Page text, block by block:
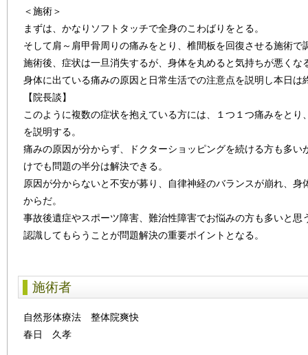
＜施術＞
まずは、かなりソフトタッチで全身のこわばりをとる。
そして肩～肩甲骨周りの痛みをとり、椎間板を回復させる施術で
施術後、症状は一旦消失するが、身体を丸めると気持ちが悪くな
身体に出ている痛みの原因と日常生活での注意点を説明し本日は
【院長談】
このように複数の症状を抱えている方には、１つ１つ痛みをと
を説明する。
痛みの原因が分からず、ドクターショッピングを続ける方も多
けでも問題の半分は解決できる。
原因が分からないと不安が募り、自律神経のバランスが崩れ、
からだ。
事故後遺症やスポーツ障害、難治性障害でお悩みの方も多いと
認識してもらうことが問題解決の重要ポイントとなる。
施術者
自然形体療法 整体院爽快
春日 久孝